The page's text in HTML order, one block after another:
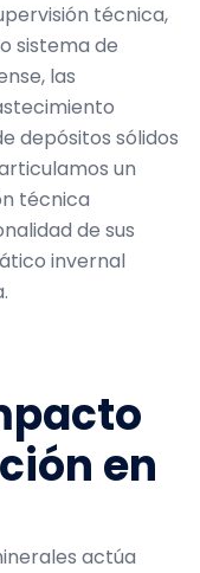
técnica,
sistema de
las
depósitos sólidos
un
técnica
de sus
invernal
en
actúa